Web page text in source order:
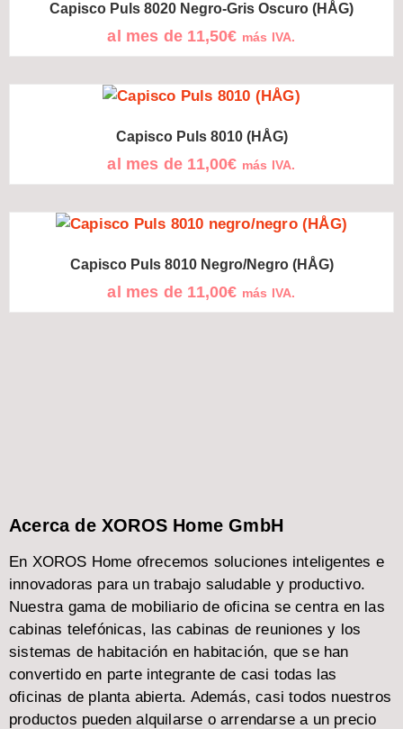
Capisco Puls 8020 Negro-Gris Oscuro (HÅG)
al mes de 11,50€ más IVA.
Capisco Puls 8010 (HÅG)
al mes de 11,00€ más IVA.
Capisco Puls 8010 Negro/negro (HÅG)
al mes de 11,00€ más IVA.
Acerca de XOROS Home GmbH
En XOROS Home ofrecemos soluciones inteligentes e
innovadoras para un trabajo saludable y productivo.
Nuestra gama de mobiliario de oficina se centra en las
cabinas telefónicas, las cabinas de reuniones y los
sistemas de habitación en habitación, que se han
convertido en parte integrante de casi todas las
oficinas de planta abierta. Además, casi todos nuestros
productos pueden alquilarse o arrendarse a un precio